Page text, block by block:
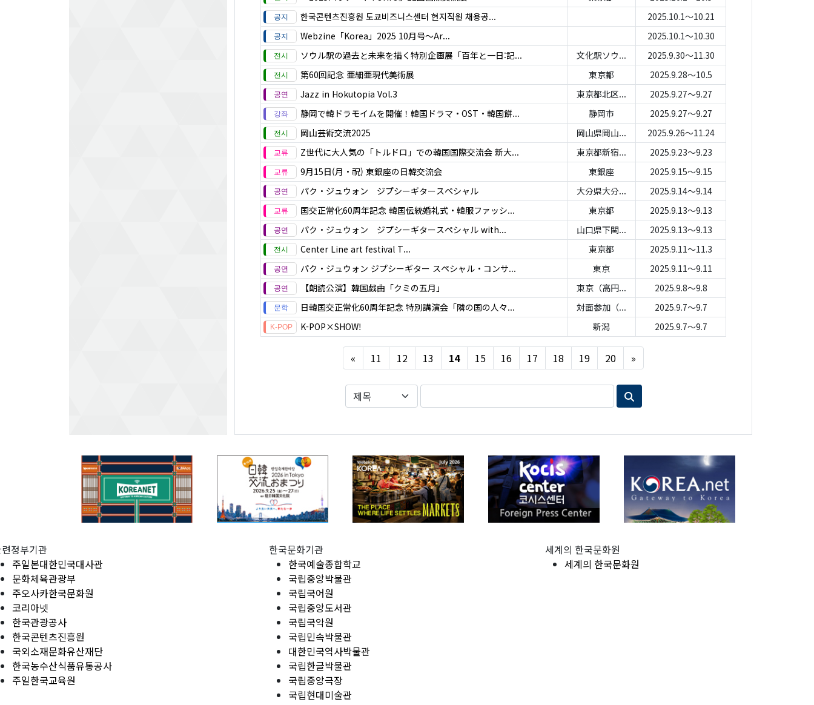
한국콘텐츠진흥원 도쿄비즈니스센터 현지직원 채용공...
2025.10.1～10.21
Webzine「Korea」2025 10月号～Ar...
2025.10.1～10.30
ソウル駅の過去と未来を描く特別企画展「百年と一日:記...
文化駅ソウ...
2025.9.30～11.30
第60回記念 亜細亜現代美術展
東京都
2025.9.28～10.5
Jazz in Hokutopia Vol.3
東京都北区...
2025.9.27～9.27
静岡で韓ドラモイムを開催！韓国ドラマ・OST・韓国餅...
静岡市
2025.9.27～9.27
岡山芸術交流2025
岡山県岡山...
2025.9.26～11.24
Z世代に大人気の「トルドロ」での韓国国際交流会 新大...
東京都新宿...
2025.9.23～9.23
9月15日(月・祝) 東銀座の日韓交流会
東銀座
2025.9.15～9.15
パク・ジュウォン ジプシーギタースペシャル
大分県大分...
2025.9.14～9.14
国交正常化60周年記念 韓国伝統婚礼式・韓服ファッシ...
東京都
2025.9.13～9.13
パク・ジュウォン ジプシーギタースペシャル with...
山口県下関...
2025.9.13～9.13
Center Line art festival T...
東京都
2025.9.11～11.3
パク・ジュウォン ジプシーギター スペシャル・コンサ...
東京
2025.9.11～9.11
【朗読公演】韓国戯曲「クミの五月」
東京（高円...
2025.9.8～9.8
日韓国交正常化60周年記念 特別講演会「隣の国の人々...
対面参加（...
2025.9.7～9.7
K-POP×SHOW!
新潟 2025.9.7～9.7
« Previous
11 12 13 14 15 16 17 18 19 20 »
정부기관
주일본대한민국대사관
문화체육관광부
주오사카한국문화원
코리아넷
한국관광공사
한국콘텐츠진흥원
국외소재문화유산재단
한국농수산식품유통공사
주일한국교육원
한국문화기관
한국예술종합학교
국립중앙박물관
국립국어원
국립중앙도서관
국립국악원
국립민속박물관
대한민국역사박물관
국립한글박물관
국립중앙극장
국립현대미술관
세계의 한국문화원
세계의 한국문화원